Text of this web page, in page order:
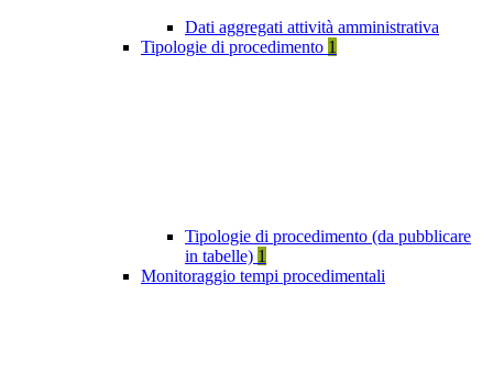
Dati aggregati attività amministrativa
Tipologie di procedimento 1
Tipologie di procedimento (da pubblicare
in tabelle) 1
Monitoraggio tempi procedimentali